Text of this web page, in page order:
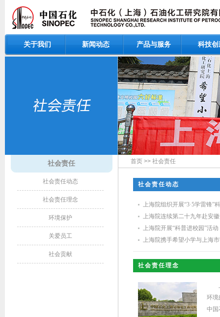
关于我们 新闻动态 产品与服务 科技创
社会责任
社会责任动态
社会责任理念
环境保护
关爱员工
社会贡献
首页 >> 社会责任
社会责任动态
上海院组织开展“3·5学雷锋”
上海院连续第二十九年赴安
上海院开展“科普进校园”活动
上海院携手希望小学与上海
社会责任理念
环境
中国